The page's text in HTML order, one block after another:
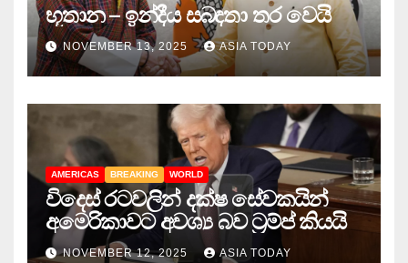
භූතාන – ඉන්දීය සබඳතා තර වෙයි
NOVEMBER 13, 2025 ASIA TODAY
AMERICAS BREAKING WORLD
විදෙස් රටවලින් දක්ෂ සේවකයින්
අමෙරිකාවට අවශ්‍ය බව ට්‍රම්ප් කියයි
NOVEMBER 12, 2025 ASIA TODAY